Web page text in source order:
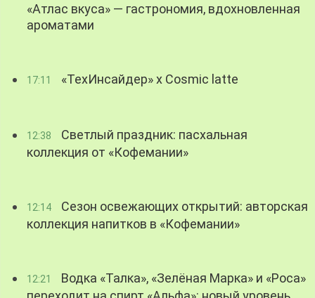
«Атлас вкуса» — гастрономия, вдохновленная
ароматами
17:11 «ТехИнсайдер» х Cosmic latte
12:38
Светлый праздник: пасхальная
коллекция от «Кофемании»
12:14
Сезон освежающих открытий: авторская
коллекция напитков в «Кофемании»
12:21
Водка «Талка», «Зелёная Марка» и «Роса»